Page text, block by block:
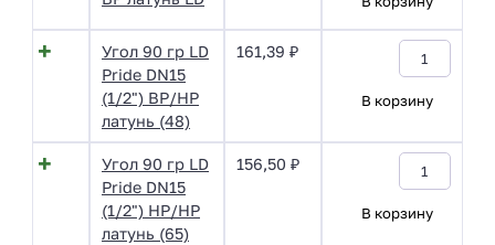
Угол 90 гр LD
Pride DN15
(1/2") ВР/НР
латунь (48)
161,39 ₽
В корзину
Угол 90 гр LD
Pride DN15
(1/2") НР/НР
латунь (65)
156,50 ₽
В корзину